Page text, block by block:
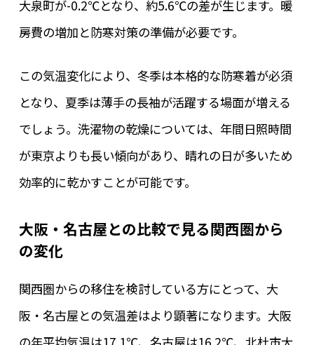
大泉町が-0.2℃となり、約5.6℃の差が生じます。暖
房費の増加と防寒対策の準備が必要です。
この気温変化により、冬季は本格的な防寒着が必須
となり、夏季は薄手の長袖が活躍する場面が増える
でしょう。洗濯物の乾燥については、年間日照時間
が東京よりも長い傾向があり、晴れの日が多いため
効率的に乾かすことが可能です。
大阪・名古屋との比較で見る関西圏から
の変化
関西圏からの移住を検討している方にとって、大
阪・名古屋との気温差はより顕著になります。大阪